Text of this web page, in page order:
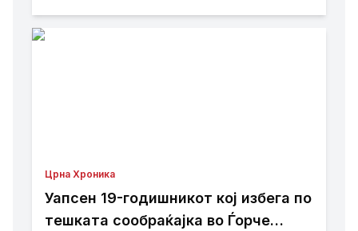
банкомат
Црна Хроника
Уапсен 19-годишникот кој избега по
тешката сообраќајка во Ѓорче